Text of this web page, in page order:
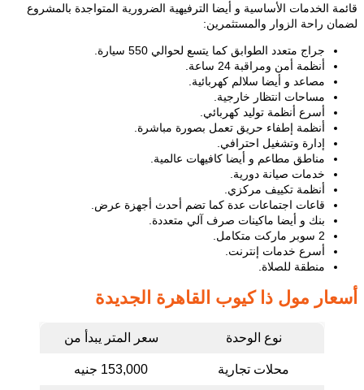
قائمة الخدمات الأساسية و أيضا الترفيهية الضرورية المتواجدة بالمشروع
لضمان راحة الزوار والمستثمرين:
جراج متعدد الطوابق كما يتسع لحوالي 550 سيارة.
أنظمة أمن ومراقبة 24 ساعة.
مصاعد و أيضا سلالم كهربائية.
مساحات انتظار خارجية.
أسرع أنظمة توليد كهربائي.
أنظمة إطفاء حريق تعمل بصورة مباشرة.
إدارة وتشغيل احترافي.
مناطق مطاعم و أيضا كافيهات عالمية.
خدمات صيانة دورية.
أنظمة تكييف مركزي.
قاعات اجتماعات عدة كما تضم أحدث أجهزة عرض.
بنك و أيضا ماكينات صرف آلي متعددة.
2 سوبر ماركت متكامل.
أسرع خدمات إنترنت.
منطقة للصلاة.
أسعار مول ذا كيوب القاهرة الجديدة
نوع الوحدة سعر المتر يبدأ من
محلات تجارية 153,000 جنيه